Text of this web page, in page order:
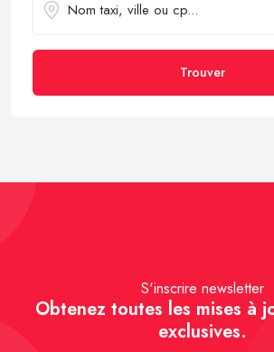
Trouver
S'inscrire newsletter
Obtenez toutes les mises à
exclusives.